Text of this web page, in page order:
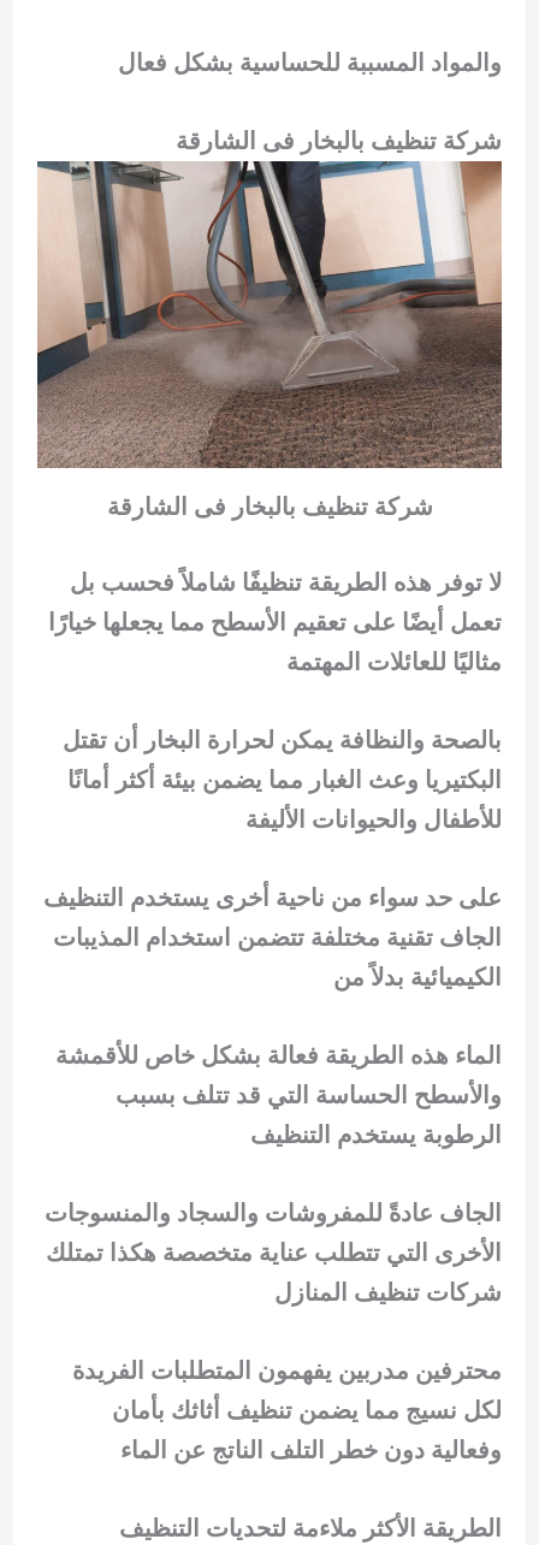
والمواد المسببة للحساسية بشكل فعال
شركة تنظيف بالبخار فى الشارقة
شركة تنظيف بالبخار فى الشارقة
لا توفر هذه الطريقة تنظيفًا شاملاً فحسب بل
تعمل أيضًا على تعقيم الأسطح مما يجعلها خيارًا
مثاليًا للعائلات المهتمة
بالصحة والنظافة يمكن لحرارة البخار أن تقتل
البكتيريا وعث الغبار مما يضمن بيئة أكثر أمانًا
للأطفال والحيوانات الأليفة
على حد سواء من ناحية أخرى يستخدم التنظيف
الجاف تقنية مختلفة تتضمن استخدام المذيبات
الكيميائية بدلاً من
الماء هذه الطريقة فعالة بشكل خاص للأقمشة
والأسطح الحساسة التي قد تتلف بسبب
الرطوبة يستخدم التنظيف
الجاف عادةً للمفروشات والسجاد والمنسوجات
الأخرى التي تتطلب عناية متخصصة هكذا تمتلك
شركات تنظيف المنازل
محترفين مدربين يفهمون المتطلبات الفريدة
لكل نسيج مما يضمن تنظيف أثاثك بأمان
وفعالية دون خطر التلف الناتج عن الماء
الطريقة الأكثر ملاءمة لتحديات التنظيف